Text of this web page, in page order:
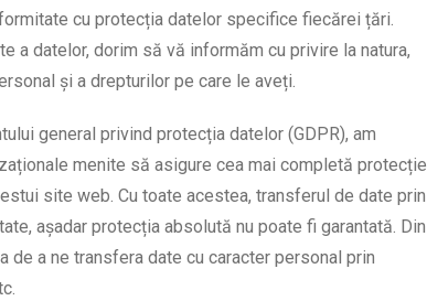
cu protecția datelor specifice fiecărei țări.
datelor, dorim să vă informăm cu privire la natura,
și a drepturilor pe care le aveți.
general privind protecția datelor (GDPR), am
menite să asigure cea mai completă protecție
site web. Cu toate acestea, transferul de date prin
așadar protecția absolută nu poate fi garantată. Din
a ne transfera date cu caracter personal prin